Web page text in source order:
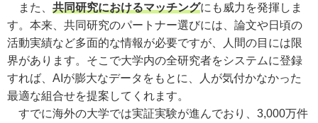
また、 共同研究におけるマッチングにも威力を発揮しま
す。本来、共同研究のパートナー選びには、論文や日頃の
活動実績など多面的な情報が必要ですが、人間の目には限
界があります。そこで大学内の全研究者をシステムに登録
すれば、AIが膨大なデータをもとに、人が気付かなかった
最適な組合せを提案してくれます。
すでに海外の大学では実証実験が進んでおり、3,000万件